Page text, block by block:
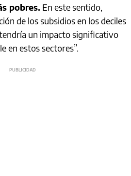
pobres. En este sentido,
de los subsidios en los deciles
un impacto significativo
en estos sectores”.